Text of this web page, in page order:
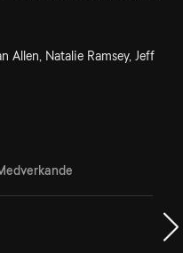
Allen, Natalie Ramsey, Jeff